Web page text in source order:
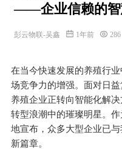
——企业信赖的智
彭云物联-吴鑫 1年前 286
在当今快速发展的养殖行
场竞争力的增强。面对日
养殖企业正转向智能化解
转型浪潮中的璀璨明星。
地宣布，众多大型企业已
新篇章。